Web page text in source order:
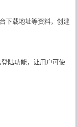
下载地址等资料，创建
陆功能，让用户可使